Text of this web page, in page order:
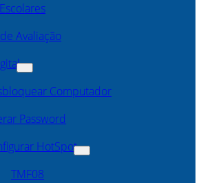
Avaliação
Computador
Password
HotSpot
TMF08